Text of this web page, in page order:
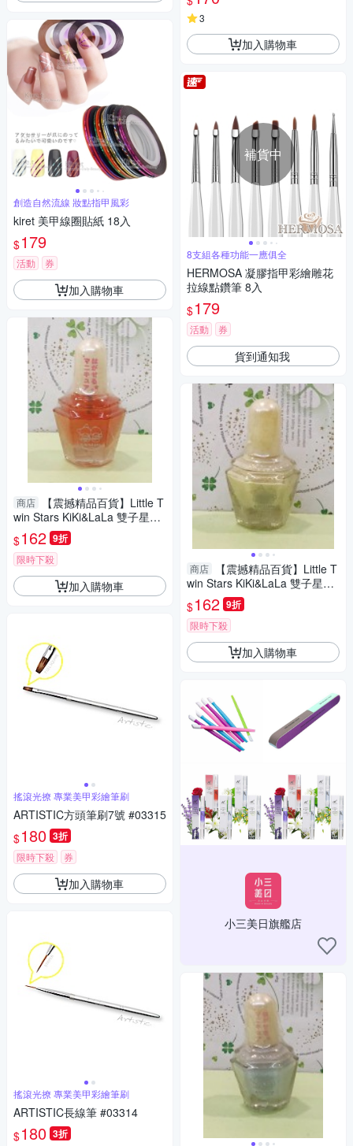
創造自然流線 妝點指甲風彩
kiret 美甲線圈貼紙 18入
$179
活動 券
加入購物車
商店
【震撼精品百貨】Little T
win Stars KiKi&LaLa 雙子星小
天使~Sanrio指甲油-粉#03003
$162 9折
限時下殺
加入購物車
搖滾光撩 專業美甲彩繪筆刷
ARTISTIC方頭筆刷7號 #03315
$180 3折
限時下殺 券
加入購物車
搖滾光撩 專業美甲彩繪筆刷
ARTISTIC長線筆 #03314
$180 3折
3
加入購物車
補貨中
8支組各種功能一應俱全
HERMOSA 凝膠指甲彩繪雕花
拉線點鑽筆 8入
$179
活動 券
貨到通知我
商店
【震撼精品百貨】Little T
win Stars KiKi&LaLa 雙子星小
天使~Sanrio指甲油-黃#03000
$162 9折
限時下殺
加入購物車
小三美日旗艦店